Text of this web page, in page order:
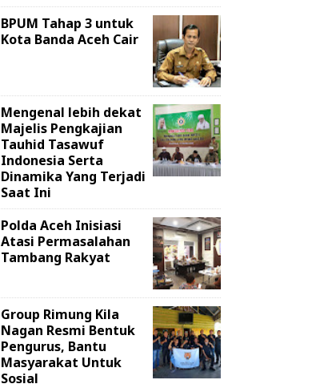
BPUM Tahap 3 untuk
Kota Banda Aceh Cair
Mengenal lebih dekat
Majelis Pengkajian
Tauhid Tasawuf
Indonesia Serta
Dinamika Yang Terjadi
Saat Ini
Polda Aceh Inisiasi
Atasi Permasalahan
Tambang Rakyat
Group Rimung Kila
Nagan Resmi Bentuk
Pengurus, Bantu
Masyarakat Untuk
Sosial